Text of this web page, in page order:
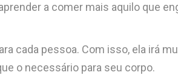
a comer mais aquilo que
cada pessoa. Com isso, ela irá
o necessário para seu corpo.